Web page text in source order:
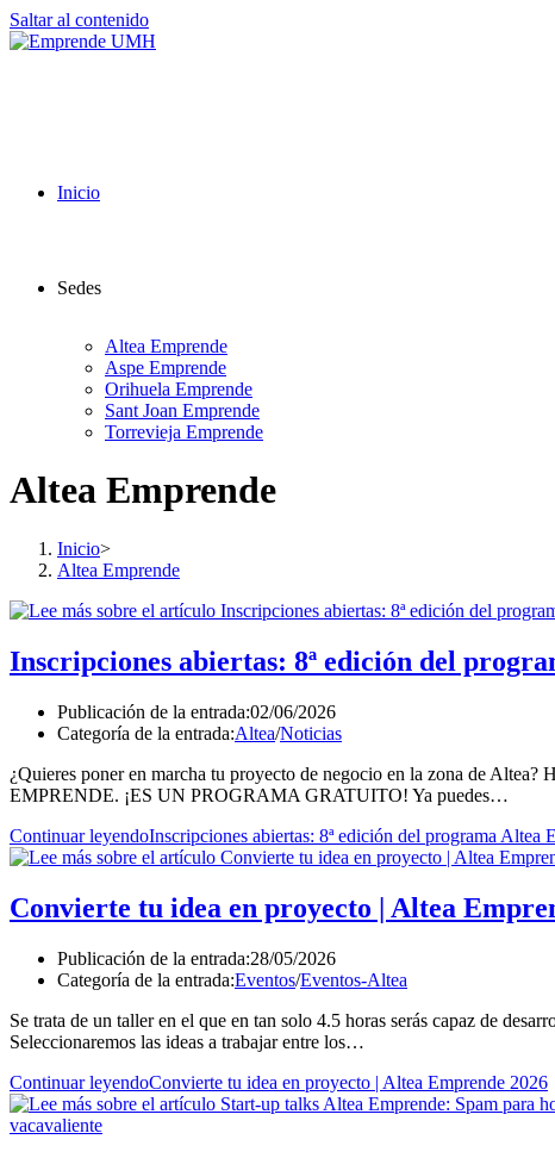
Saltar al contenido
Inicio
Sedes
Altea Emprende
Aspe Emprende
Orihuela Emprende
Sant Joan Emprende
Torrevieja Emprende
Altea Emprende
Inicio>
Altea Emprende
Inscripciones abiertas: 8ª edición del
Publicación de la entrada:02/06/2026
Categoría de la entrada:Altea/Noticias
¿Quieres poner en marcha tu proyecto de negocio en la zona de
EMPRENDE. ¡ES UN PROGRAMA GRATUITO! Ya puedes…
Continuar leyendoInscripciones abiertas: 8ª edición del programa Altea
Convierte tu idea en proyecto | Altea
Publicación de la entrada:28/05/2026
Categoría de la entrada:Eventos/Eventos-Altea
Se trata de un taller en el que en tan solo 4.5 horas serás capaz de
Seleccionaremos las ideas a trabajar entre los…
Continuar leyendoConvierte tu idea en proyecto | Altea Emprende 2026